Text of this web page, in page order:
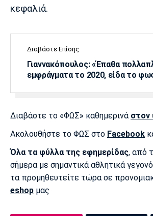
κεφαλιά.
Διαβάστε Επίσης
Γιαννακόπουλος: «Έπαθα
εμφράγματα το 2020, είδα το
Διαβάστε το «ΦΩΣ» καθημερινά στον
Ακολουθήστε το ΦΩΣ στο Facebook
Όλα τα φύλλα της εφημερίδας, από
σήμερα με σημαντικά αθλητικά
τα προμηθευτείτε τώρα σε
eshop μας